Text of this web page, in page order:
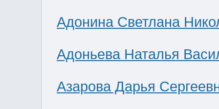
Адонина Светлана
Адоньева Наталья
Азарова Дарья